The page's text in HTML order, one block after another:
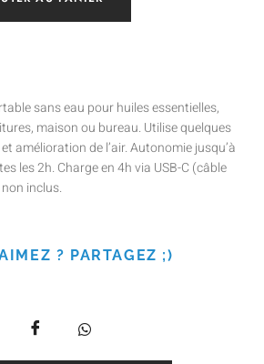
sans eau pour huiles essentielles,
maison ou bureau. Utilise quelques
amélioration de l’air. Autonomie jusqu’à
les 2h. Charge en 4h via USB-C (câble
inclus.
? PARTAGEZ ;)